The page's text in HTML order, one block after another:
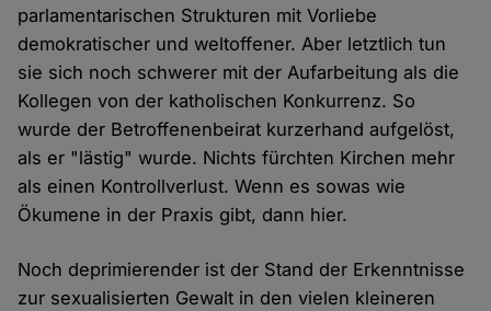
parlamentarischen Strukturen mit Vorliebe
demokratischer und weltoffener. Aber letztlich tun
sie sich noch schwerer mit der Aufarbeitung als die
Kollegen von der katholischen Konkurrenz. So
wurde der Betroffenenbeirat kurzerhand aufgelöst,
als er "lästig" wurde. Nichts fürchten Kirchen mehr
als einen Kontrollverlust. Wenn es sowas wie
Ökumene in der Praxis gibt, dann hier.
Noch deprimierender ist der Stand der Erkenntnisse
zur sexualisierten Gewalt in den vielen kleineren